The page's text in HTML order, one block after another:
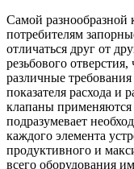
Самой разнообразной
потребителям
отличаться друг от
резьбового
различные
показателя расхода и
клапаны применяются
подразумевает
каждого элемента
продуктивного и
всего оборудования